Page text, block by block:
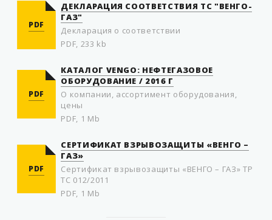
PDF
ДЕКЛАРАЦИЯ СООТВЕТСТВИЯ ТС "ВЕНГО-
ГАЗ"
Декларация о соответствии
PDF, 233 kb
PDF
КАТАЛОГ VENGO: НЕФТЕГАЗОВОЕ
ОБОРУДОВАНИЕ / 2016 Г
О компании, ассортимент оборудования,
цены
PDF, 1 Mb
PDF
СЕРТИФИКАТ ВЗРЫВОЗАЩИТЫ «ВЕНГО –
ГАЗ»
Сертификат взрывозащиты «ВЕНГО – ГАЗ» ТР
ТС 012/2011
PDF, 1 Mb